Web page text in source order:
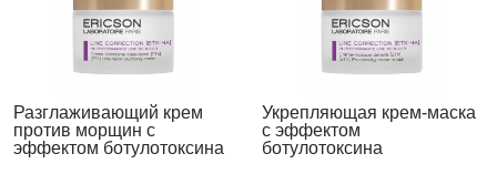
Разглаживающий крем
против морщин с
эффектом ботулотоксина
Укрепляющая крем-маска
с эффектом
ботулотоксина